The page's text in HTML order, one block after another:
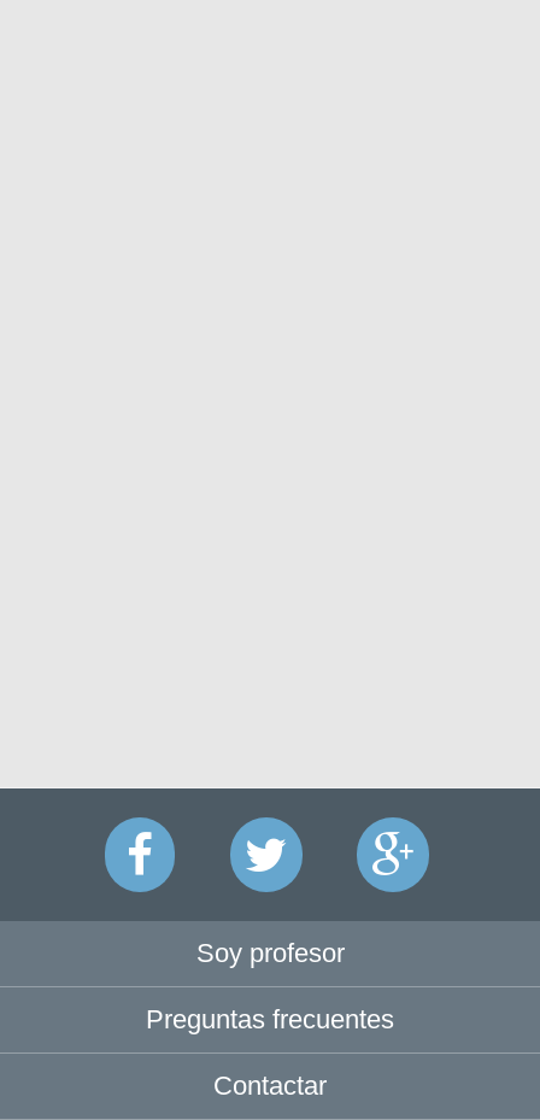
Soy profesor
Preguntas frecuentes
Contactar